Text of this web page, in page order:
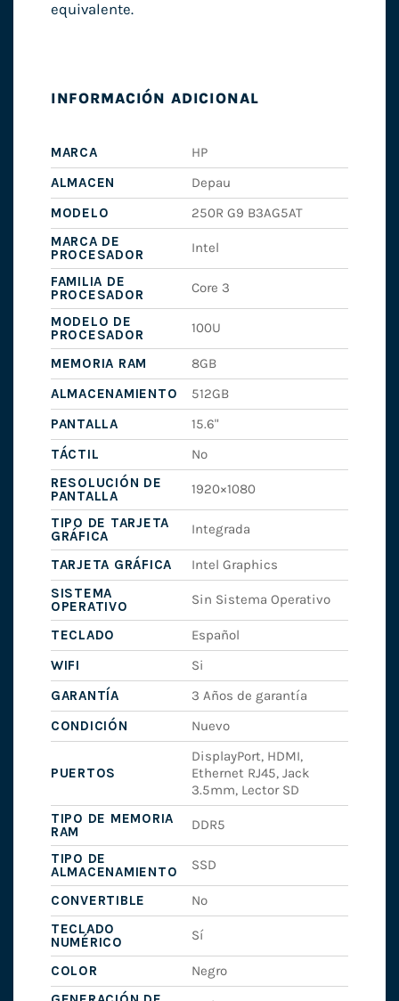
equivalente.
INFORMACIÓN ADICIONAL
MARCA
HP
ALMACEN
Depau
MODELO
250R G9 B3AG5AT
MARCA DE
PROCESADOR
Intel
FAMILIA DE
PROCESADOR
Core 3
MODELO DE
PROCESADOR
100U
MEMORIA RAM
8GB
ALMACENAMIENTO
512GB
PANTALLA
15.6"
TÁCTIL
No
RESOLUCIÓN DE
PANTALLA
1920×1080
TIPO DE TARJETA
GRÁFICA
Integrada
TARJETA GRÁFICA
Intel Graphics
SISTEMA
OPERATIVO
Sin Sistema Operativo
TECLADO
Español
WIFI
Si
GARANTÍA
3 Años de garantía
CONDICIÓN
Nuevo
PUERTOS
DisplayPort, HDMI,
Ethernet RJ45, Jack
3.5mm, Lector SD
TIPO DE MEMORIA
RAM
DDR5
TIPO DE
ALMACENAMIENTO
SSD
CONVERTIBLE
No
TECLADO
NUMÉRICO
Sí
COLOR
Negro